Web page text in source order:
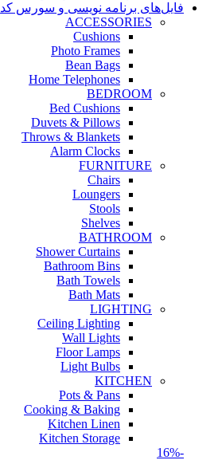
فایل‌های برنامه نویسی و سورس کد
ACCESSORIES
Cushions
Photo Frames
Bean Bags
Home Telephones
BEDROOM
Bed Cushions
Duvets & Pillows
Throws & Blankets
Alarm Clocks
FURNITURE
Chairs
Loungers
Stools
Shelves
BATHROOM
Shower Curtains
Bathroom Bins
Bath Towels
Bath Mats
LIGHTING
Ceiling Lighting
Wall Lights
Floor Lamps
Light Bulbs
KITCHEN
Pots & Pans
Cooking & Baking
Kitchen Linen
Kitchen Storage
-16%